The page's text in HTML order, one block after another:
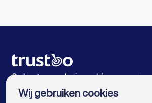
Verzekeringsadviseurs in
Verzekeringsadviseurs in
De beste verzekeringsadviseurs voor jou
Wij gebruiken cookies